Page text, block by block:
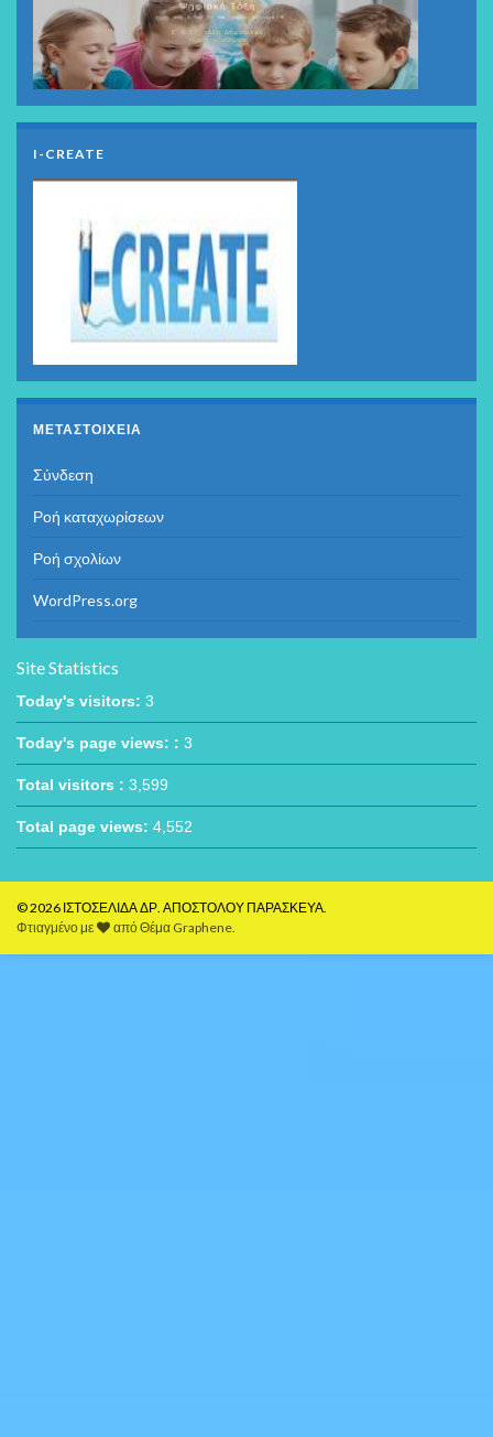
I-CREATE
ΜΕΤΑΣΤΟΙΧΕΊΑ
Σύνδεση
Ροή καταχωρίσεων
Ροή σχολίων
WordPress.org
Site Statistics
Today's visitors: 3
Today's page views: : 3
Total visitors : 3,599
Total page views: 4,552
© 2026 ΙΣΤΟΣΕΛΙΔΑ ΔΡ. ΑΠΟΣΤΟΛΟΥ ΠΑΡΑΣΚΕΥΑ.
Φτιαγμένο με
απόΘέμα Graphene